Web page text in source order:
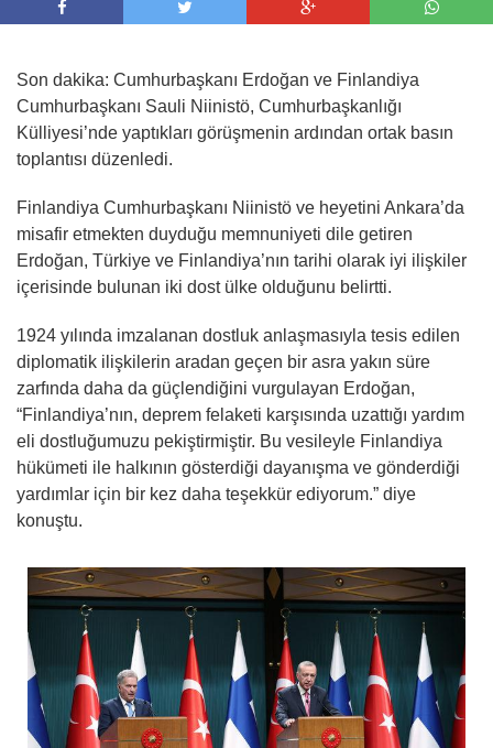
Son dakika: Cumhurbaşkanı Erdoğan ve Finlandiya
Cumhurbaşkanı Sauli Niinistö, Cumhurbaşkanlığı
Külliyesi’nde yaptıkları görüşmenin ardından ortak basın
toplantısı düzenledi.
Finlandiya Cumhurbaşkanı Niinistö ve heyetini Ankara’da
misafir etmekten duyduğu memnuniyeti dile getiren
Erdoğan, Türkiye ve Finlandiya’nın tarihi olarak iyi ilişkiler
içerisinde bulunan iki dost ülke olduğunu belirtti.
1924 yılında imzalanan dostluk anlaşmasıyla tesis edilen
diplomatik ilişkilerin aradan geçen bir asra yakın süre
zarfında daha da güçlendiğini vurgulayan Erdoğan,
“Finlandiya’nın, deprem felaketi karşısında uzattığı yardım
eli dostluğumuzu pekiştirmiştir. Bu vesileyle Finlandiya
hükümeti ile halkının gösterdiği dayanışma ve gönderdiği
yardımlar için bir kez daha teşekkür ediyorum.” diye
konuştu.